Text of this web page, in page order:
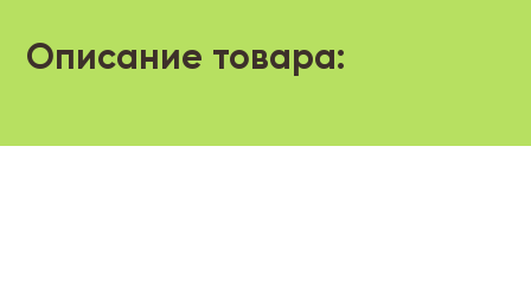
Описание товара: